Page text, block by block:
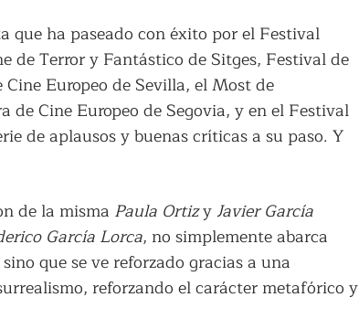
que ha paseado con éxito por el Festival
de Terror y Fantástico de Sitges, Festival de
Europeo de Sevilla, el Most de
Cine Europeo de Segovia, y en el Festival
de aplausos y buenas críticas a su paso. Y
de la misma Paula Ortizy Javier García
García Lorca, no simplemente abarca
que se ve reforzado gracias a una
reforzando el carácter metafórico y